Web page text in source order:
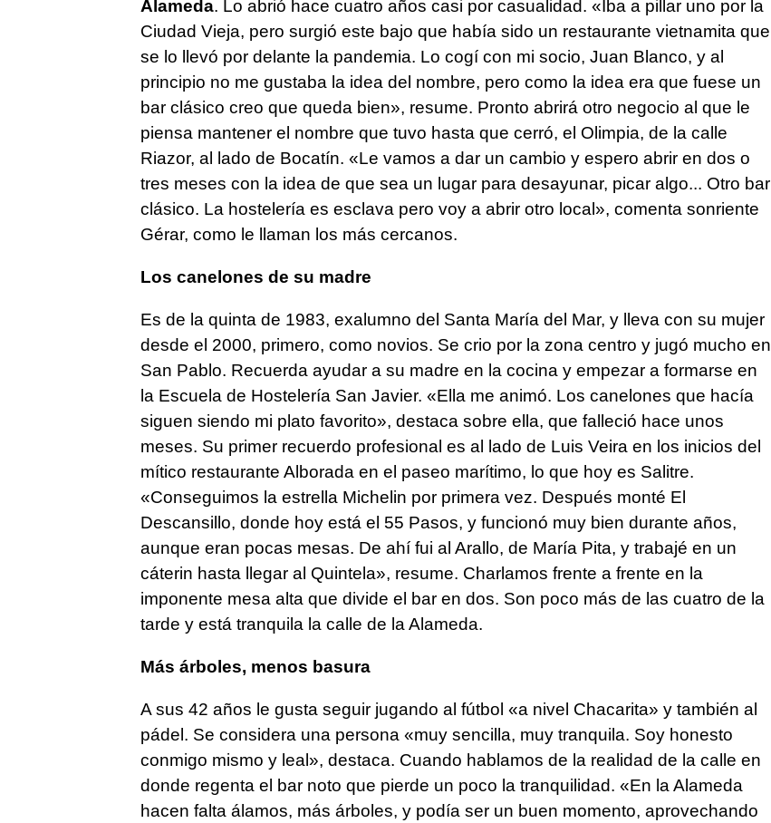
Alameda. Lo abrió hace cuatro años casi por casualidad. «Iba a pillar uno por la
Ciudad Vieja, pero surgió este bajo que había sido un restaurante vietnamita que
se lo llevó por delante la pandemia. Lo cogí con mi socio, Juan Blanco, y al
principio no me gustaba la idea del nombre, pero como la idea era que fuese un
bar clásico creo que queda bien», resume. Pronto abrirá otro negocio al que le
piensa mantener el nombre que tuvo hasta que cerró, el Olimpia, de la calle
Riazor, al lado de Bocatín. «Le vamos a dar un cambio y espero abrir en dos o
tres meses con la idea de que sea un lugar para desayunar, picar algo... Otro bar
clásico. La hostelería es esclava pero voy a abrir otro local», comenta sonriente
Gérar, como le llaman los más cercanos.
Los canelones de su madre
Es de la quinta de 1983, exalumno del Santa María del Mar, y lleva con su mujer
desde el 2000, primero, como novios. Se crio por la zona centro y jugó mucho en
San Pablo. Recuerda ayudar a su madre en la cocina y empezar a formarse en
la Escuela de Hostelería San Javier. «Ella me animó. Los canelones que hacía
siguen siendo mi plato favorito», destaca sobre ella, que falleció hace unos
meses. Su primer recuerdo profesional es al lado de Luis Veira en los inicios del
mítico restaurante Alborada en el paseo marítimo, lo que hoy es Salitre.
«Conseguimos la estrella Michelin por primera vez. Después monté El
Descansillo, donde hoy está el 55 Pasos, y funcionó muy bien durante años,
aunque eran pocas mesas. De ahí fui al Arallo, de María Pita, y trabajé en un
cáterin hasta llegar al Quintela», resume. Charlamos frente a frente en la
imponente mesa alta que divide el bar en dos. Son poco más de las cuatro de la
tarde y está tranquila la calle de la Alameda.
Más árboles, menos basura
A sus 42 años le gusta seguir jugando al fútbol «a nivel Chacarita» y también al
pádel. Se considera una persona «muy sencilla, muy tranquila. Soy honesto
conmigo mismo y leal», destaca. Cuando hablamos de la realidad de la calle en
donde regenta el bar noto que pierde un poco la tranquilidad. «En la Alameda
hacen falta álamos, más árboles, y podía ser un buen momento, aprovechando